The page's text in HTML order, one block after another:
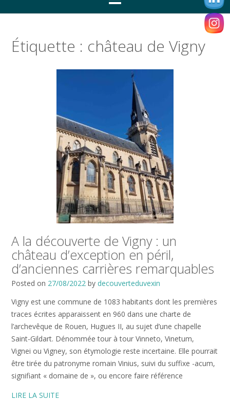
Étiquette : château de Vigny
A la découverte de Vigny : un
château d’exception en péril,
d’anciennes carrières remarquables
Posted on 27/08/2022 by decouverteduvexin
Vigny est une commune de 1083 habitants dont les premières
traces écrites apparaissent en 960 dans une charte de
l’archevêque de Rouen, Hugues II, au sujet d’une chapelle
Saint-Gildart. Dénommée tour à tour Vinneto, Vinetum,
Vignei ou Vigney, son étymologie reste incertaine. Elle pourrait
être tirée du patronyme romain Vinius, suivi du suffixe -acum,
signifiant « domaine de », ou encore faire référence
LIRE LA SUITE